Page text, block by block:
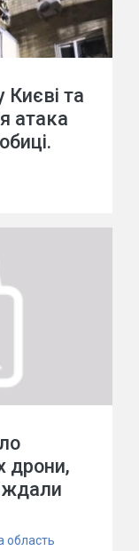
Києві та
атака
дрони,
область